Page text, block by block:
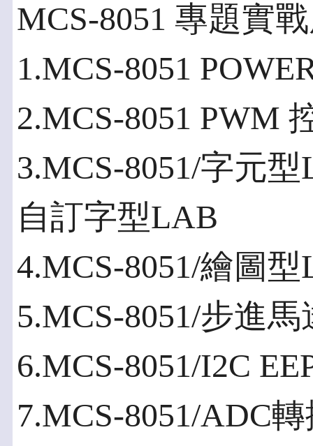
MCS-8051 專題實
1.MCS-8051
2.MCS-8051 PWM
3.MCS-8051/字元
自訂字型LAB
4.MCS-8051/繪圖
5.MCS-8051/步進
6.MCS-8051/I2C
7.MCS-8051/ADC